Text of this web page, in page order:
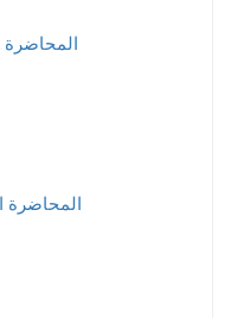
المحاضرة
المحاضرة